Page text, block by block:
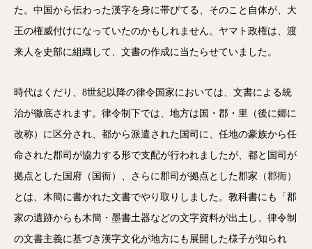
た。中国から伝わった漢字を身に帯びてる、そのこと自体が、大
王の権威付けになっていたのかもしれません。ヤマト政権は、渡
来人を史部に組織して、文書の作成に当たらせていました。
時代はくだり、8世紀以降の律令国家においては、文書による統
治が徹底されます。律令制下では、地方は国・郡・里（後に郷に
改称）に区分され、都から派遣された国司に、任地の豪族から任
命された郡司が協力する形で支配が行われましたが、都と国司が
拠点とした国府（国衙）、さらに郡司が拠点とした郡家（郡衙）
とは、木簡に書かれた文書でやり取りしました。教科書にも「郡
家の遺跡からも木簡・墨書土器などの文字資料が出土し、律令制
の文書主義に基づき漢字文化が地方にも展開した様子が知られ